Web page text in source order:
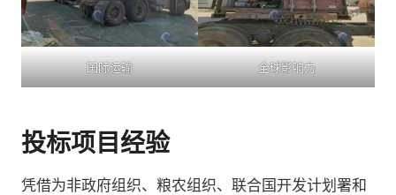
国际运输 全球影响力
投标项目经验
凭借为非政府组织、粮农组织、联合国开发计划署和